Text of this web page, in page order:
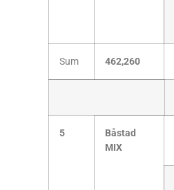
Sum 462,260
5
Båstad
MIX